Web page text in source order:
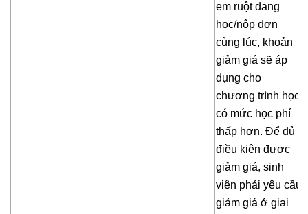
em ruột đang
học/nộp đơn
cùng lúc, khoản
giảm giá sẽ áp
dụng cho
chương trình học
có mức học phí
thấp hơn. Để đủ
điều kiện được
giảm giá, sinh
viên phải yêu cầu
giảm giá ở giai